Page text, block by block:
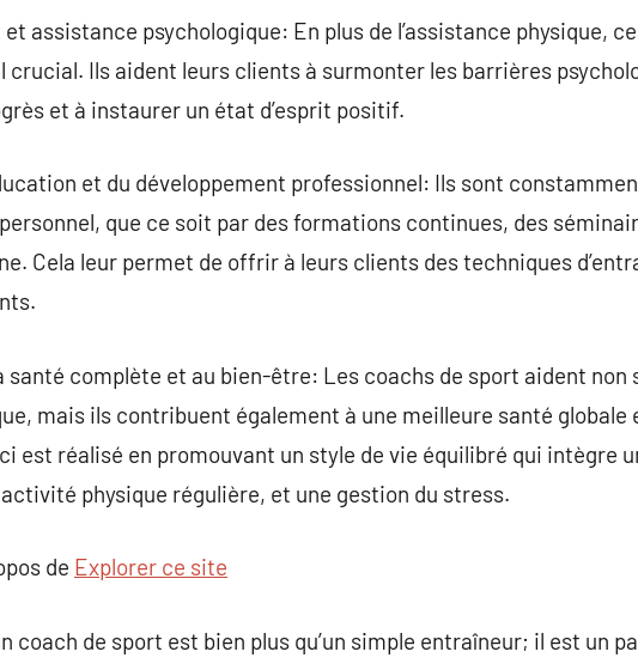
assistance psychologique: En plus de l’assistance physique,
crucial. Ils aident leurs clients à surmonter les barrières
et à instaurer un état d’esprit positif.
et du développement professionnel: Ils sont
que ce soit par des formations continues, des
Cela leur permet de offrir à leurs clients des techniques
santé complète et au bien-être: Les coachs de sport aident non
mais ils contribuent également à une meilleure santé
est réalisé en promouvant un style de vie équilibré qui intègre
physique régulière, et une gestion du stress.
de Explorer ce site
coach de sport est bien plus qu’un simple entraîneur; il est un